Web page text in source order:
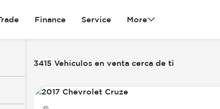
Finance Service More
3415 Vehículos en venta cerca de ti